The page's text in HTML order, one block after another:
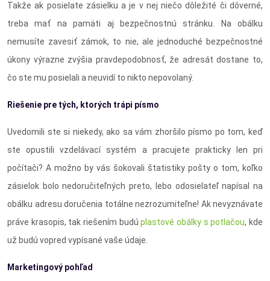
Takže ak posielate zásielku a je v nej niečo dôležité či dôverné,
treba mať na pamäti aj bezpečnostnú stránku. Na obálku
nemusíte zavesiť zámok, to nie, ale jednoduché bezpečnostné
úkony výrazne zvýšia pravdepodobnosť, že adresát dostane to,
čo ste mu posielali a neuvidí to nikto nepovolaný.
Riešenie pre tých, ktorých trápi písmo
Uvedomili ste si niekedy, ako sa vám zhoršilo písmo po tom, keď
ste opustili vzdelávací systém a pracujete prakticky len pri
počítači? A možno by vás šokovali štatistiky pošty o tom, koľko
zásielok bolo nedoručiteľných preto, lebo odosielateľ napísal na
obálku adresu doručenia totálne nezrozumiteľne! Ak nevyznávate
práve krasopis, tak riešením budúplastové obálky s potlačou, kde
už budú vopred vypísané vaše údaje.
Marketingový pohľad